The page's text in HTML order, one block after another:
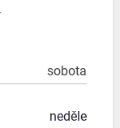
sobota
neděle